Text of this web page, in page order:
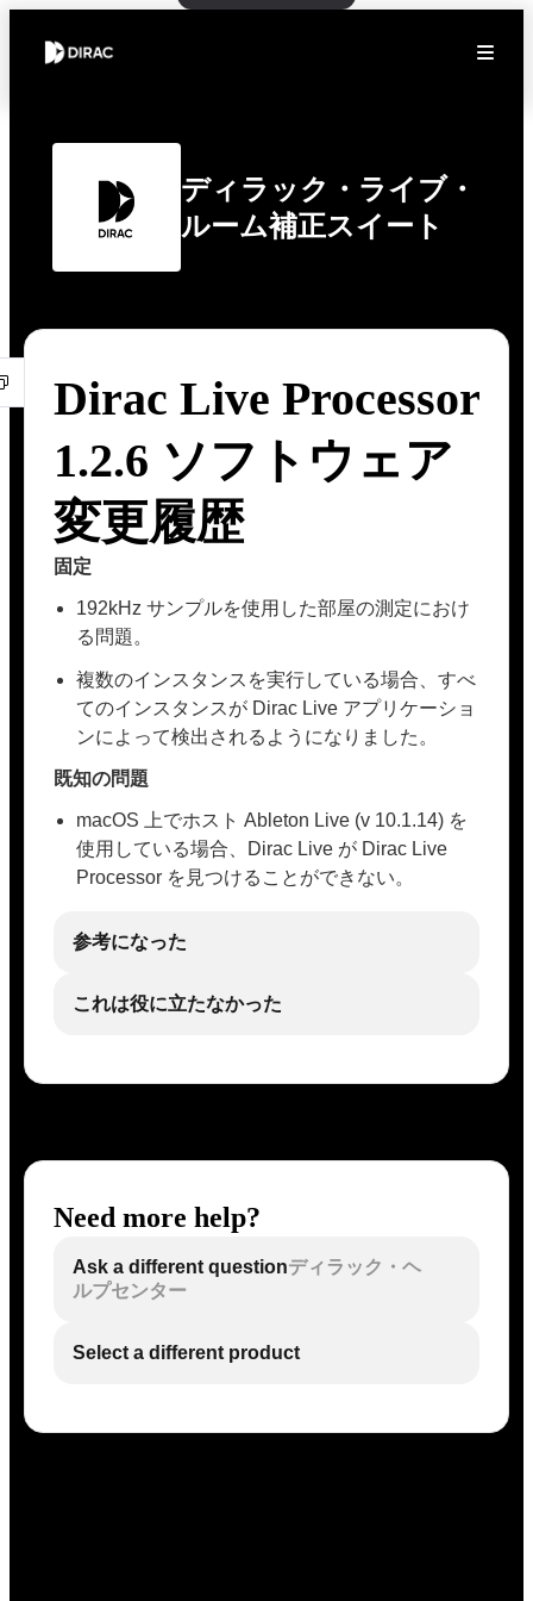
ディラック・ライブ・
ルーム補正スイート
Dirac Live Processor
1.2.6 ソフトウェア
変更履歴
固定
192kHz サンプルを使用した部屋の測定におけ
る問題。
複数のインスタンスを実行している場合、すべ
てのインスタンスが Dirac Live アプリケーショ
ンによって検出されるようになりました。
既知の問題
macOS 上でホスト Ableton Live (v 10.1.14) を
使用している場合、Dirac Live が Dirac Live
Processor を見つけることができない。
参考になった
これは役に立たなかった
Need more help?
Ask a different questionディラック・ヘ
ルプセンター
Select a different product